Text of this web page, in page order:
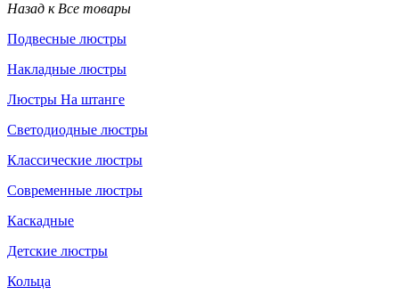
Назад к Все товары
Подвесные люстры
Накладные люстры
Люстры На штанге
Светодиодные люстры
Классические люстры
Современные люстры
Каскадные
Детские люстры
Кольца